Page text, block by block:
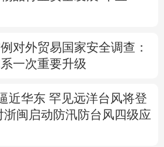
对外贸易国家安全调查：
一次重要升级
近华东 罕见远洋台风将登
浙闽启动防汛防台风四级应